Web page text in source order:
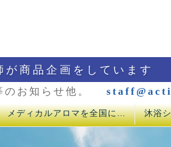
商品企画をしています
お知らせ他。
メディカルアロマを全国に… 沐浴